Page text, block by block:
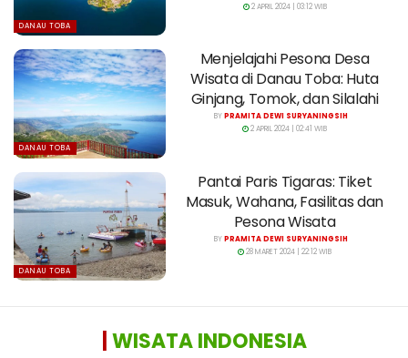
DANAU TOBA
2 APRIL 2024 | 03:12 WIB
DANAU TOBA
Menjelajahi Pesona Desa
Wisata di Danau Toba: Huta
Ginjang, Tomok, dan Silalahi
BYPRAMITA DEWI SURYANINGSIH
2 APRIL 2024 | 02:41 WIB
DANAU TOBA
Pantai Paris Tigaras: Tiket
Masuk, Wahana, Fasilitas dan
Pesona Wisata
BYPRAMITA DEWI SURYANINGSIH
28 MARET 2024 | 22:12 WIB
WISATA INDONESIA